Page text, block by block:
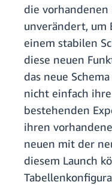
die
unverändert, um
einem stabilen
diese neuen
das neue
nicht einfach
bestehenden
ihren
neuen mit der
diesem Launch